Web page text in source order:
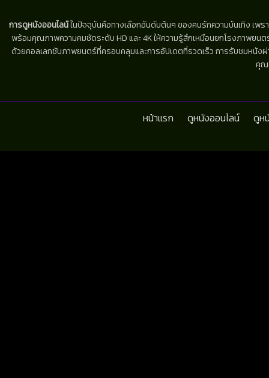
การดูหนังออนไลน์ในปัจจุบันคือทางเลือกอันดับต้นๆ ของคนรักความบันเทิง เพร
พร้อมคุณภาพความคมชัดระดับ HD และ 4K ให้ความรู้สึกเหมือนยกโรงภาพยน
ด้วยคอลเลกชันภาพยนตร์ที่ครอบคลุมและการอัปเดตที่รวดเร็ว การรับชมหนัง
คุณ
หน้าแรก ดูหนังออนไลน์ ดูห